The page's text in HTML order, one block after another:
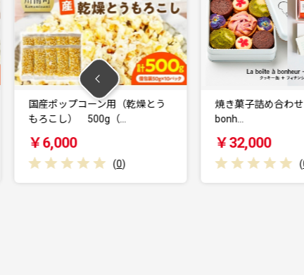
用（乾燥とう
（…
)
焼き菓子詰め合わせ La Boîte à
)